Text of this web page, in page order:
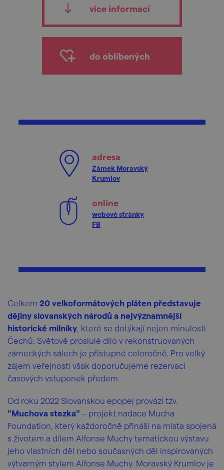
více informací
do oblíbených
adresa
Zámek Moravský
Krumlov
online
webové stránky
FB
Celkem 20 velkoformátových pláten představuje
dějiny slovanských národů a nejvýznamnější
historické milníky , které se dotýkají nejen minulosti
Čechů. Světově proslulé dílo v rekonstruovaných
zámeckých sálech je přístupné celoročně. Pro velký
zájem veřejnosti však doporučujeme rezervaci
časových vstupenek předem.
Od roku 2022 Slovanskou epopej provází tzv.
"Muchova stezka" – projekt nadace Mucha
Foundation, který každoročně přináší na místa spojená
s životem a dílem Alfonse Muchy tematickou výstavu
jeho vlastních děl nebo současných děl inspirovaných
výtvarným stylem Alfonse Muchy. Moravský Krumlov je